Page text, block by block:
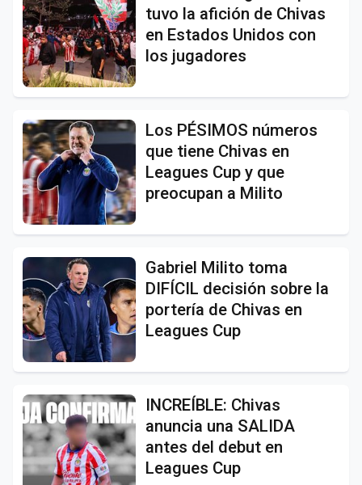
tuvo la afición de Chivas
en Estados Unidos con
los jugadores
Los PÉSIMOS números
que tiene Chivas en
Leagues Cup y que
preocupan a Milito
Gabriel Milito toma
DIFÍCIL decisión sobre la
portería de Chivas en
Leagues Cup
INCREÍBLE: Chivas
anuncia una SALIDA
antes del debut en
Leagues Cup